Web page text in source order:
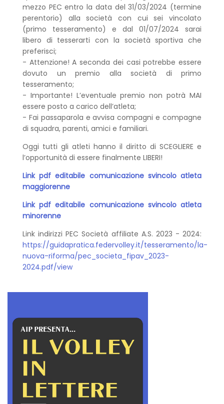
mezzo PEC entro la data del 31/03/2024 (termine
perentorio) alla società con cui sei vincolato
(primo tesseramento) e dal 01/07/2024 sarai
libero di tesserarti con la società sportiva che
preferisci;
- Attenzione! A seconda dei casi potrebbe essere
dovuto un premio alla società di primo
tesseramento;
- Importante! L’eventuale premio non potrà MAI
essere posto a carico dell’atleta;
- Fai passaparola e avvisa compagni e compagne
di squadra, parenti, amici e familiari.
Oggi tutti gli atleti hanno il diritto di SCEGLIERE e
l’opportunità di essere finalmente LIBERI!
Link pdf editabile comunicazione svincolo atleta
maggiorenne
Link pdf editabile comunicazione svincolo atleta
minorenne
Link indirizzi PEC Società affiliate A.S. 2023 - 2024:
https://guidapratica.federvolley.it/tesseramento/la-
nuova-riforma/pec_societa_fipav_2023-
2024.pdf/view